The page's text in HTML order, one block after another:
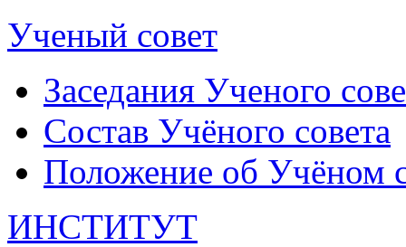
Ученый совет
Заседания Ученого
Состав Учёного совета
Положение об Учёном
ИНСТИТУТ